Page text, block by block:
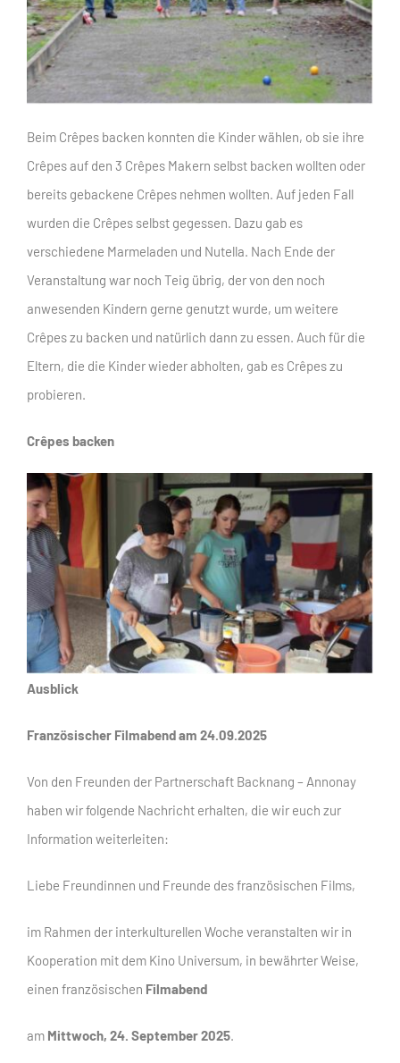
Beim Crêpes backen konnten die Kinder wählen, ob sie ihre
Crêpes auf den 3 Crêpes Makern selbst backen wollten oder
bereits gebackene Crêpes nehmen wollten. Auf jeden Fall
wurden die Crêpes selbst gegessen. Dazu gab es
verschiedene Marmeladen und Nutella. Nach Ende der
Veranstaltung war noch Teig übrig, der von den noch
anwesenden Kindern gerne genutzt wurde, um weitere
Crêpes zu backen und natürlich dann zu essen. Auch für die
Eltern, die die Kinder wieder abholten, gab es Crêpes zu
probieren.
Crêpes backen
Ausblick
Französischer Filmabend am 24.09.2025
Von den Freunden der Partnerschaft Backnang – Annonay
haben wir folgende Nachricht erhalten, die wir euch zur
Information weiterleiten:
Liebe Freundinnen und Freunde des französischen Films,
im Rahmen der interkulturellen Woche veranstalten wir in
Kooperation mit dem Kino Universum, in bewährter Weise,
einen französischen Filmabend
am Mittwoch, 24. September 2025.